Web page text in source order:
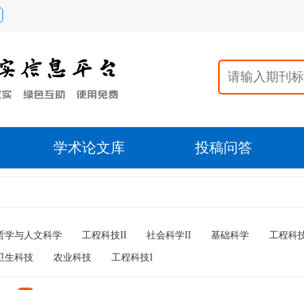
学术论文库 投稿问答
学与人文科学 工程科技II 社会科学II 基础科学 工程科
生科技 农业科技 工程科技I